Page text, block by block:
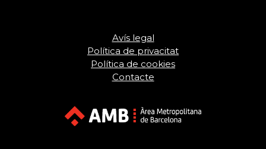
Avís legal
Política de privacitat
Política de cookies
Contacte